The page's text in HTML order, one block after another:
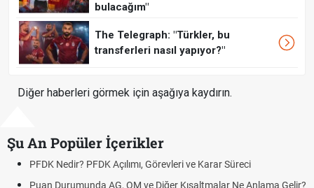
bulacağım"
The Telegraph: "Türkler, bu
transferleri nasıl yapıyor?"
Diğer haberleri görmek için aşağıya kaydırın.
Şu An Popüler İçerikler
PFDK Açılımı, Görevleri ve Karar Süreci
AG, OM ve Diğer Kısaltmalar Ne Anlama Gelir?
DGS